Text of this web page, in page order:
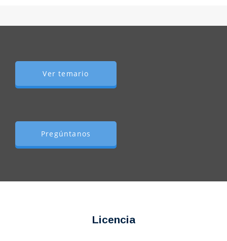
Ver temario
Pregúntanos
Licencia